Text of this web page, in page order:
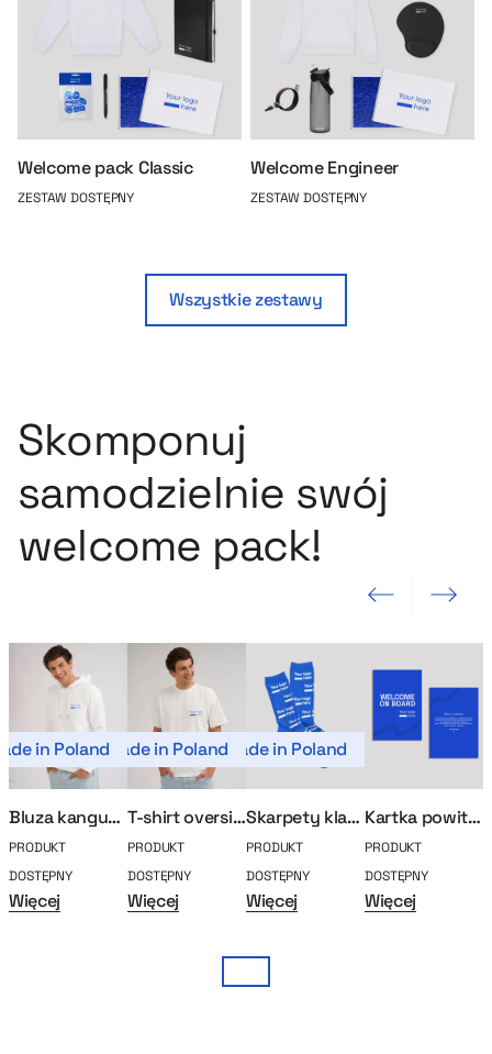
Welcome pack Classic
ZESTAW DOSTĘPNY
Welcome Engineer
ZESTAW DOSTĘPNY
Wszystkie zestawy
Skomponuj
samodzielnie swój
welcome pack!
Poprzedni slajd Następny
in Poland
Bluza kangurka MerchUp
PRODUKT
DOSTĘPNY
Więcej
Made in Poland
T-shirt oversize MerchUp
PRODUKT
DOSTĘPNY
Więcej
Made in Poland
Skarpety klasyczne MerchUp
PRODUKT
DOSTĘPNY
Więcej
Kartka powitalna / z życzeniami
PRODUKT
DOSTĘPNY
Więcej